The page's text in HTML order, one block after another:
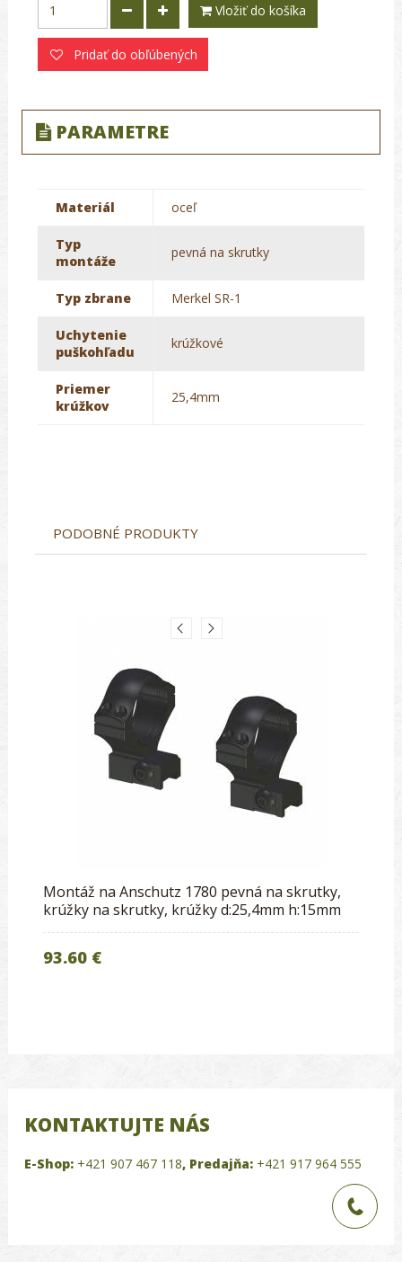
Vložiť do košíka
Pridať do obľúbených
PARAMETRE
Materiál oceľ
Typ
montáže
pevná na skrutky
Typ zbrane Merkel SR-1
Uchytenie
puškohľadu
krúžkové
Priemer
krúžkov
25,4mm
PODOBNÉ PRODUKTY
Montáž na Anschutz 1780 pevná na skrutky,
krúžky na skrutky, krúžky d:25,4mm h:15mm
93.60 €
KONTAKTUJTE NÁS
E-Shop: +421 907 467 118, Predajňa: +421 917 964 555